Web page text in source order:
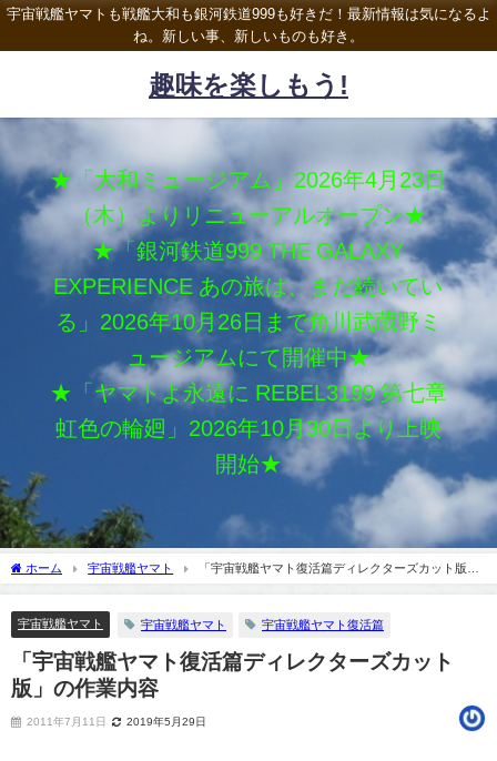
宇宙戦艦ヤマトも戦艦大和も銀河鉄道999も好きだ！最新情報は気になるよ
ね。新しい事、新しいものも好き。
趣味を楽しもう!
★「大和ミュージアム」2026年4月23日
（木）よりリニューアルオープン★
★「銀河鉄道999 THE GALAXY
EXPERIENCE あの旅は、まだ続いてい
る」2026年10月26日まで角川武蔵野ミ
ュージアムにて開催中★
★「ヤマトよ永遠に REBEL3199 第七章
虹色の輪廻」2026年10月30日より上映
開始★
ホーム 宇宙戦艦ヤマト
「宇宙戦艦ヤマト復活篇ディレクターズカット版」
宇宙戦艦ヤマト 宇宙戦艦ヤマト 宇宙戦艦ヤマト復活篇
「宇宙戦艦ヤマト復活篇ディレクターズカット
版」の作業内容
2011年7月11日 2019年5月29日